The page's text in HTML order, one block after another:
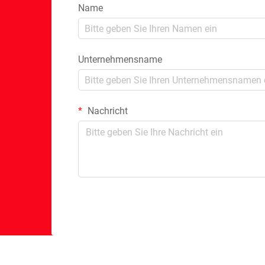
Name
Unternehmensname
Nachricht